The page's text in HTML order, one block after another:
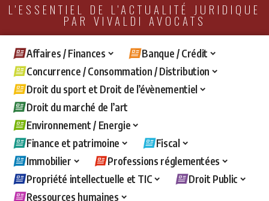
L'ESSENTIEL DE L'ACTUALITÉ JURIDIQUE
PAR VIVALDI AVOCATS
Affaires / Finances
Banque / Crédit
Concurrence / Consommation / Distribution
Droit du sport et Droit de l’évènementiel
Droit du marché de l’art
Environnement / Energie
Finance et patrimoine
Fiscal
Immobilier
Professions réglementées
Propriété intellectuelle et TIC
Droit Public
Ressources humaines